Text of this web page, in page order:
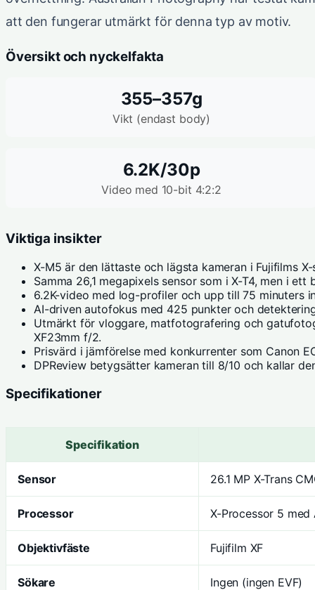
att den fungerar utmärkt för denna typ av motiv.
Översikt och nyckelfakta
355–357g
Vikt (endast body)
6.2K/30p
Video med 10-bit 4:2:2
Viktiga insikter
X-M5 är den lättaste och lägsta kameran i Fujifilms
Samma 26,1 megapixels sensor som i X-T4, men i
6.2K-video med log-profiler och upp till 75 minuters
AI-driven autofokus med 425 punkter och
Utmärkt för vloggare, matfotografering och
XF23mm f/2.
Prisvärd i jämförelse med konkurrenter som Canon
DPReviewbetygsätter kameran till 8/10 och kallar
Specifikationer
Specifikation
Sensor 26.1 MP X-Trans
Processor X-Processor 5
Objektivfäste Fujifilm XF
Sökare Ingen (ingen EVF)